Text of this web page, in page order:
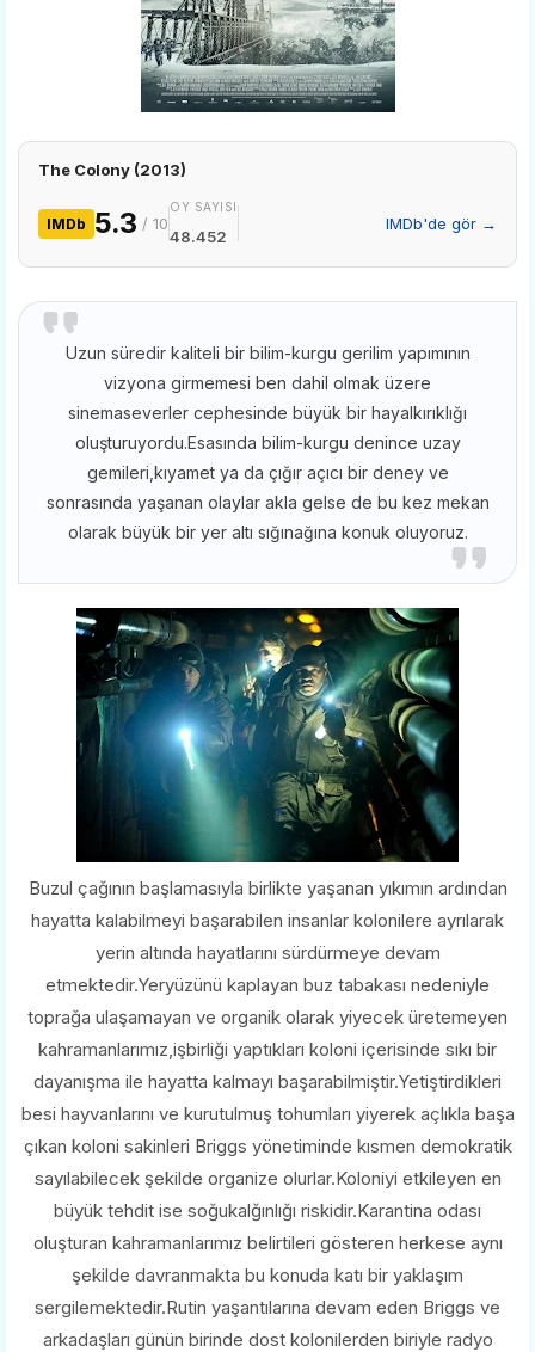
The Colony (2013)
IMDb 5.3 / 10
OY SAYISI
48.452
IMDb'de gör →
Uzun süredir kaliteli bir bilim-kurgu gerilim yapımının
vizyona girmemesi ben dahil olmak üzere
sinemaseverler cephesinde büyük bir hayalkırıklığı
oluşturuyordu.Esasında bilim-kurgu denince uzay
gemileri,kıyamet ya da çığır açıcı bir deney ve
sonrasında yaşanan olaylar akla gelse de bu kez mekan
olarak büyük bir yer altı sığınağına konuk oluyoruz.
Buzul çağının başlamasıyla birlikte yaşanan yıkımın ardından
hayatta kalabilmeyi başarabilen insanlar kolonilere ayrılarak
yerin altında hayatlarını sürdürmeye devam
etmektedir.Yeryüzünü kaplayan buz tabakası nedeniyle
toprağa ulaşamayan ve organik olarak yiyecek üretemeyen
kahramanlarımız,işbirliği yaptıkları koloni içerisinde sıkı bir
dayanışma ile hayatta kalmayı başarabilmiştir.Yetiştirdikleri
besi hayvanlarını ve kurutulmuş tohumları yiyerek açlıkla başa
çıkan koloni sakinleri Briggs yönetiminde kısmen demokratik
sayılabilecek şekilde organize olurlar.Koloniyi etkileyen en
büyük tehdit ise soğukalğınlığı riskidir.Karantina odası
oluşturan kahramanlarımız belirtileri gösteren herkese aynı
şekilde davranmakta bu konuda katı bir yaklaşım
sergilemektedir.Rutin yaşantılarına devam eden Briggs ve
arkadaşları günün birinde dost kolonilerden biriyle radyo